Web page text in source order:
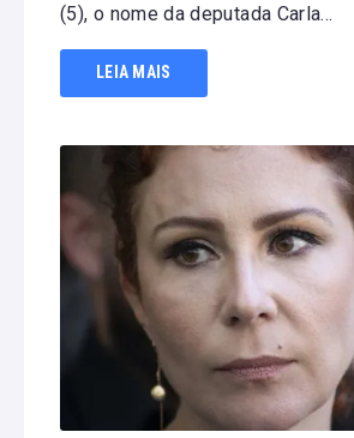
(5), o nome da deputada Carla...
LEIA MAIS